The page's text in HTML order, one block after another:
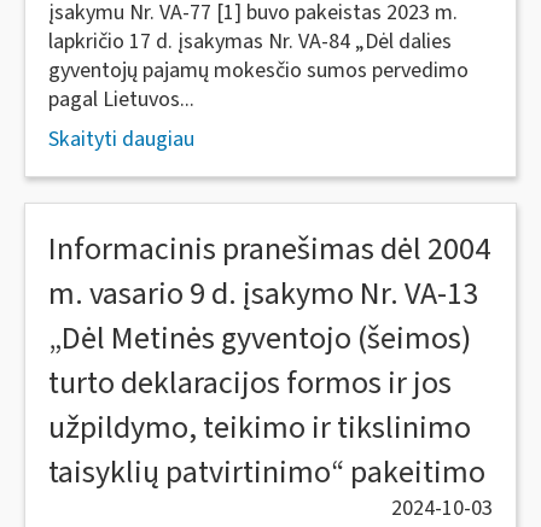
įsakymu Nr. VA-77 [1] buvo pakeistas 2023 m.
lapkričio 17 d. įsakymas Nr. VA-84 „Dėl dalies
gyventojų pajamų mokesčio sumos pervedimo
pagal Lietuvos...
Skaityti daugiau
Informacinis pranešimas dėl 2004
m. vasario 9 d. įsakymo Nr. VA-13
„Dėl Metinės gyventojo (šeimos)
turto deklaracijos formos ir jos
užpildymo, teikimo ir tikslinimo
taisyklių patvirtinimo“ pakeitimo
2024-10-03